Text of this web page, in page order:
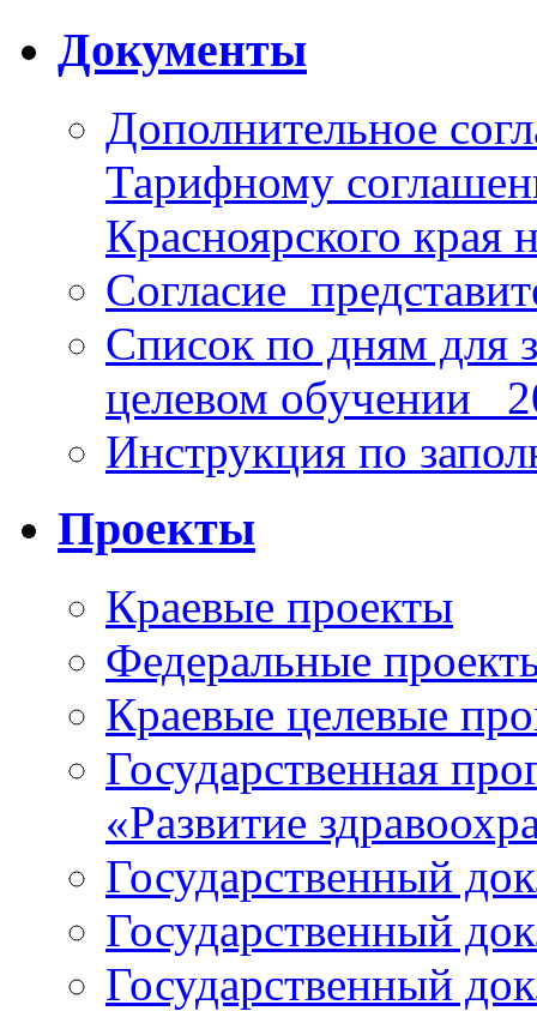
Документы
Дополнительное
Тарифному
Красноярского края
Список по дням для
целевом обучении_
Инструкция по
Проекты
Краевые проекты
Федеральные
Краевые целевые
Государственная
«Развитие
Государственный
Государственный
Государственный